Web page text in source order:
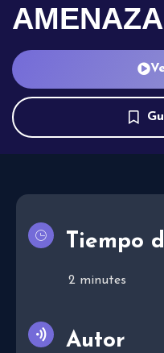
Tiempo
2 minutes
Autor